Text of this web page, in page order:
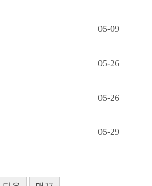
05-09
05-26
05-26
05-29